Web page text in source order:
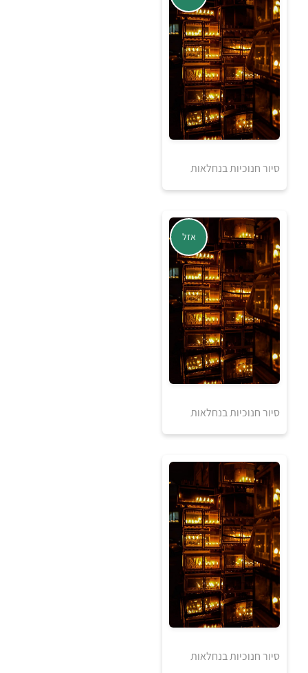
למידע ולרכישה
סיור חנוכיות בנחלאות
אזל
סיור חנוכיות בנחלאות
5
₪
5
₪
סיור חנוכיות בנחלאות